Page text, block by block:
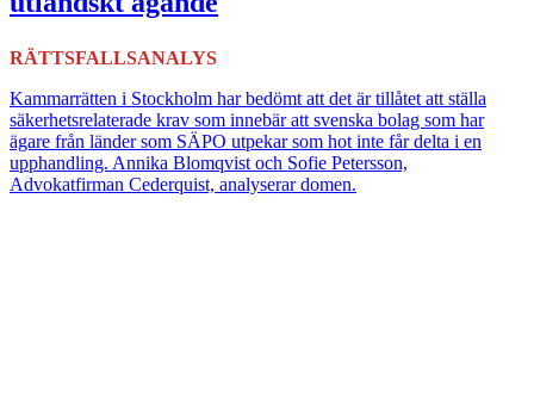
RÄTTSFALLSANALYS
Kammarrätten i Stockholm har bedömt att det är tillåtet att ställa
säkerhetsrelaterade krav som innebär att svenska bolag som har
ägare från länder som SÄPO utpekar som hot inte får delta i en
upphandling. Annika Blomqvist och Sofie Petersson,
Advokatfirman Cederquist, analyserar domen.